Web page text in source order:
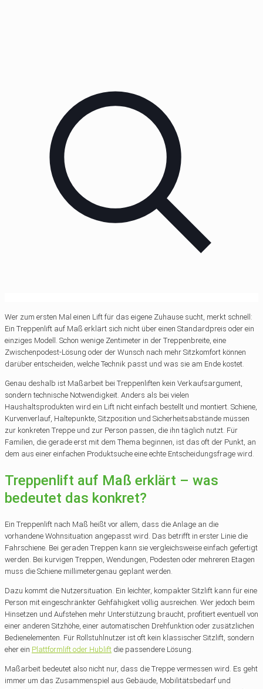
Wer zum ersten Mal einen Lift für das eigene Zuhause sucht, merkt schnell:
Ein Treppenlift auf Maß erklärt sich nicht über einen Standardpreis oder ein
einziges Modell. Schon wenige Zentimeter in der Treppenbreite, eine
Zwischenpodest-Lösung oder der Wunsch nach mehr Sitzkomfort können
darüber entscheiden, welche Technik passt und was sie am Ende kostet.
Genau deshalb ist Maßarbeit bei Treppenliften kein Verkaufsargument,
sondern technische Notwendigkeit. Anders als bei vielen
Haushaltsprodukten wird ein Lift nicht einfach bestellt und montiert. Schiene,
Kurvenverlauf, Haltepunkte, Sitzposition und Sicherheitsabstände müssen
zur konkreten Treppe und zur Person passen, die ihn täglich nutzt. Für
Familien, die gerade erst mit dem Thema beginnen, ist das oft der Punkt, an
dem aus einer einfachen Produktsuche eine echte Entscheidungsfrage wird.
Treppenlift auf Maß erklärt – was
bedeutet das konkret?
Ein Treppenlift nach Maß heißt vor allem, dass die Anlage an die
vorhandene Wohnsituation angepasst wird. Das betrifft in erster Linie die
Fahrschiene. Bei geraden Treppen kann sie vergleichsweise einfach gefertigt
werden. Bei kurvigen Treppen, Wendungen, Podesten oder mehreren Etagen
muss die Schiene millimetergenau geplant werden.
Dazu kommt die Nutzersituation. Ein leichter, kompakter Sitzlift kann für eine
Person mit eingeschränkter Gehfähigkeit völlig ausreichen. Wer jedoch beim
Hinsetzen und Aufstehen mehr Unterstützung braucht, profitiert eventuell von
einer anderen Sitzhöhe, einer automatischen Drehfunktion oder zusätzlichen
Bedienelementen. Für Rollstuhlnutzer ist oft kein klassischer Sitzlift, sondern
eher ein Plattformlift oder Hublift die passendere Lösung.
Maßarbeit bedeutet also nicht nur, dass die Treppe vermessen wird. Es geht
immer um das Zusammenspiel aus Gebäude, Mobilitätsbedarf und